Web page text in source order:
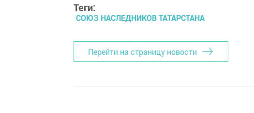
Теги:
СОЮЗ НАСЛЕДНИКОВ ТАТАРСТАНА
Перейти на страницу новости